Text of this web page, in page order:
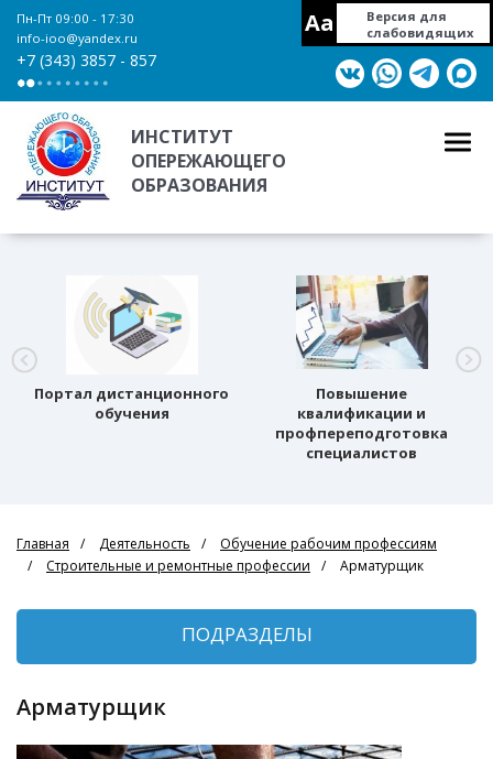
Пн-Пт 09:00 - 17:30
info-ioo@yandex.ru
+7 (343) 3857 - 857
Aa
Версия для
слабовидящих
ИНСТИТУТ
ОПЕРЕЖАЮЩЕГО
ОБРАЗОВАНИЯ
Портал дистанционного
обучения
Повышение
квалификации и
профпереподготовка
специалистов
Главная Деятельность
Обучение рабочим профессиям
Строительные и ремонтные профессии
Арматурщик
ПОДРАЗДЕЛЫ
Арматурщик